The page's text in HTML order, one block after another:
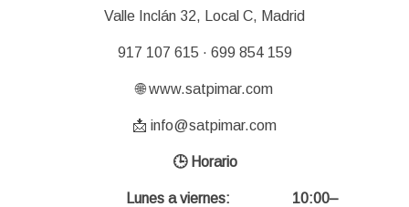
Valle Inclán 32, Local C, Madrid
917 107 615 · 699 854 159
🌐 www.satpimar.com
📩 info@satpimar.com
🕒 Horario
Lunes a viernes:
10:00–